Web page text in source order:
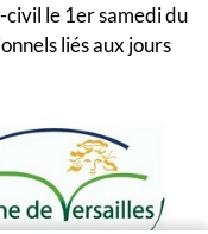
le 1er samedi du
liés aux jours